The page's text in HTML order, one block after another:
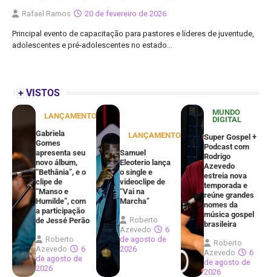
Rafael Ramos 20 de fevereiro de 2026
Principal evento de capacitação para pastores e líderes de juventude,
adolescentes e pré-adolescentes no estado…
+ VISTOS
LANÇAMENTOS
Gabriela
Gomes
apresenta seu
novo álbum,
“Bethânia”, e o
clipe de
“Manso e
Humilde”, com
a participação
de Jessé Perão
Roberto
Azevedo
6
de agosto de
2026
LANÇAMENTOS
Samuel
Eleoterio lança
o single e
videoclipe de
“Vai na
Marcha”
Roberto
Azevedo
6
de agosto de
2026
MUNDO
DIGITAL
Super Gospel +
Podcast com
Rodrigo
Azevedo
estreia nova
temporada e
reúne grandes
nomes da
música gospel
brasileira
Roberto
Azevedo
6
de agosto de
2026